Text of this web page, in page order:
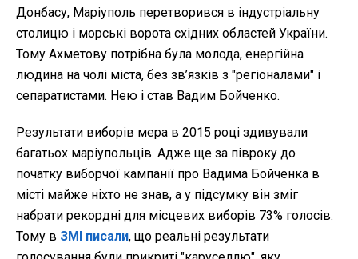
Донбасу, Маріуполь перетворився в індустріальну
столицю і морські ворота східних областей України.
Тому Ахметову потрібна була молода, енергійна
людина на чолі міста, без зв’язків з "регіоналами" і
сепаратистами. Нею і став Вадим Бойченко.
Результати виборів мера в 2015 році здивували
багатьох маріупольців. Адже ще за півроку до
початку виборчої кампанії про Вадима Бойченка в
місті майже ніхто не знав, а у підсумку він зміг
набрати рекордні для місцевих виборів 73% голосів.
Тому в ЗМІ писали, що реальні результати